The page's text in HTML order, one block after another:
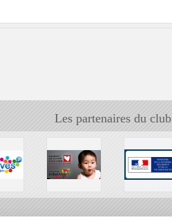
Les partenaires du club